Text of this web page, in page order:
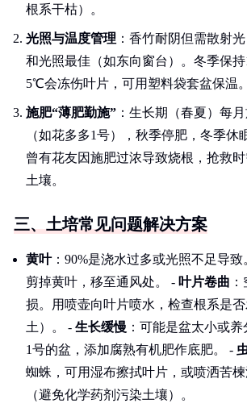
根系干枯）。
光照与温度管理 ：香竹耐阴但需散射
和光照最佳（如东向窗台）。冬季保
5℃会冻伤叶片，可用塑料袋套盆保温。
施肥“薄肥勤施” ：生长期（春夏）每
（如花多多1号），秋季停肥，冬季休
曾有花友因施肥过浓导致烧根，抢救
土壤。
三、土培常见问题解决方案
黄叶：90%是浇水过多或光照不足导致
剪掉黄叶，移至通风处。 - 叶片卷曲
损。用喷壶向叶片喷水，检查根系是
土）。 - 生长缓慢 ：可能是盆太小或
1号的盆，添加腐熟有机肥作底肥。 -
蜘蛛，可用湿布擦拭叶片，或喷洒苦楝
（避免化学药剂污染土壤）。